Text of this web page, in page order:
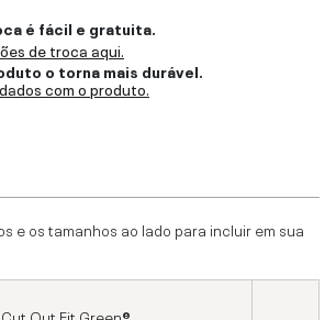
é fácil e gratuita.
de troca aqui.
o torna mais durável.
com o produto.
e os tamanhos ao lado para incluir em sua
Out Fit Green®